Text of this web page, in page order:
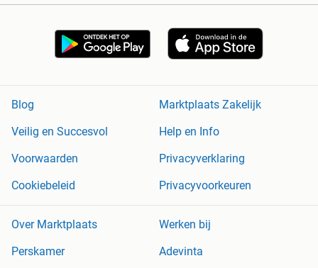
Blog
Marktplaats Zakelijk
Veilig en Succesvol
Help en Info
Voorwaarden
Privacyverklaring
Cookiebeleid
Privacyvoorkeuren
Over Marktplaats
Werken bij
Perskamer
Adevinta